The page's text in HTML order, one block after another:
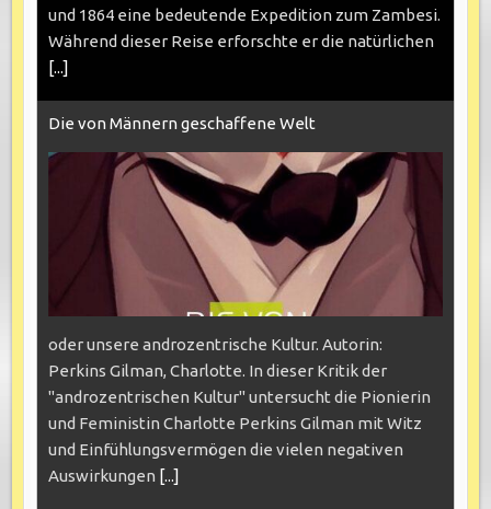
und 1864 eine bedeutende Expedition zum Zambesi.
Während dieser Reise erforschte er die natürlichen
[...]
Die von Männern geschaffene Welt
oder unsere androzentrische Kultur. Autorin:
Perkins Gilman, Charlotte. In dieser Kritik der
"androzentrischen Kultur" untersucht die Pionierin
und Feministin Charlotte Perkins Gilman mit Witz
und Einfühlungsvermögen die vielen negativen
Auswirkungen [...]